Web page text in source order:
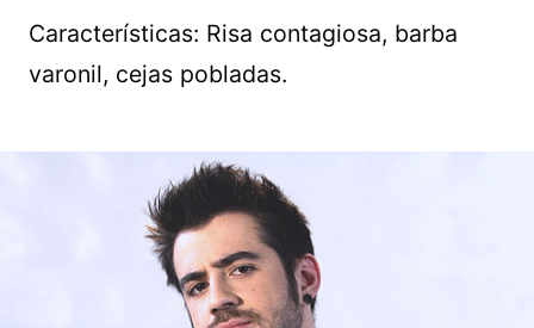
Características: Risa contagiosa, barba
varonil, cejas pobladas.